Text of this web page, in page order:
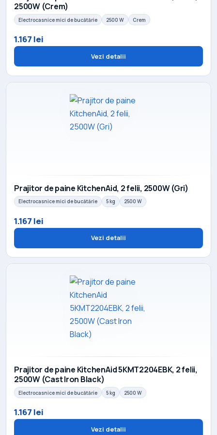
2500W (Crem)
Electrocasnice mici de bucătărie 2500 W Crem
1.167 lei
Vezi detalii
Prajitor de paine KitchenAid, 2 felii, 2500W (Gri)
Electrocasnice mici de bucătărie 5 kg 2500 W
1.167 lei
Vezi detalii
Prajitor de paine KitchenAid 5KMT2204EBK, 2 felii,
2500W (Cast Iron Black)
Electrocasnice mici de bucătărie 5 kg 2500 W
1.167 lei
Vezi detalii